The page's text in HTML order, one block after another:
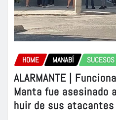
HOME MANABÍ SUCESOS
ALARMANTE |
Manta fue
huir de sus atacantes